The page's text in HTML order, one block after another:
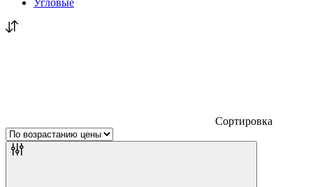
Угловые
Сортировка